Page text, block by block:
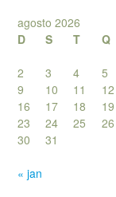
agosto 2026
D
S T Q
2
3 4 5
9
10 11 12
16
17 18 19
23
24 25 26
30
31
« jan